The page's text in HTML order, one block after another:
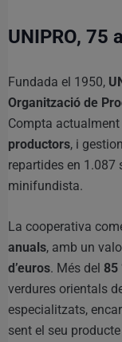
UNIPRO, 75
Fundada el 1950,
Organització de
Compta
productors, i
repartides en 1.087
minifundista.
La cooperativa
anuals, amb un
d’euros. Més del 85
verdures orientals
especialitzats,
sent el seu